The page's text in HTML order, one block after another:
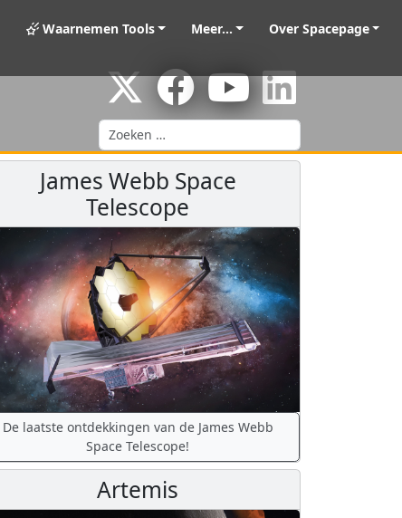
Waarnemen Tools Meer... Over Spacepage
Zoeken
James Webb Space
Telescope
De laatste ontdekkingen van de James Webb
Space Telescope!
Artemis